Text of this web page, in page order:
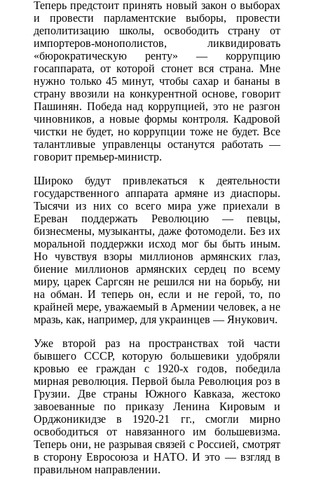
Теперь предстоит принять новый закон о выборах
и провести парламентские выборы, провести
деполитизацию школы, освободить страну от
импортеров-монополистов, ликвидировать
«бюрократическую ренту» — коррупцию
госаппарата, от которой стонет вся страна. Мне
нужно только 45 минут, чтобы сахар и бананы в
страну ввозили на конкурентной основе, говорит
Пашинян. Победа над коррупцией, это не разгон
чиновников, а новые формы контроля. Кадровой
чистки не будет, но коррупции тоже не будет. Все
талантливые управленцы останутся работать —
говорит премьер-министр.
Широко будут привлекаться к деятельности
государственного аппарата армяне из диаспоры.
Тысячи из них со всего мира уже приехали в
Ереван поддержать Революцию — певцы,
бизнесмены, музыканты, даже фотомодели. Без их
моральной поддержки исход мог бы быть иным.
Но чувствуя взоры миллионов армянских глаз,
биение миллионов армянских сердец по всему
миру, царек Саргсян не решился ни на борьбу, ни
на обман. И теперь он, если и не герой, то, по
крайней мере, уважаемый в Армении человек, а не
мразь, как, например, для украинцев — Янукович.
Уже второй раз на пространствах той части
бывшего СССР, которую большевики удобряли
кровью ее граждан с 1920-х годов, победила
мирная революция. Первой была Революция роз в
Грузии. Две страны Южного Кавказа, жестоко
завоеванные по приказу Ленина Кировым и
Орджоникидзе в 1920-21 гг., смогли мирно
освободиться от навязанного им большевизма.
Теперь они, не разрывая связей с Россией, смотрят
в сторону Евросоюза и НАТО. И это — взгляд в
правильном направлении.